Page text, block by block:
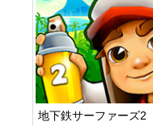
地下鉄サーファーズ2